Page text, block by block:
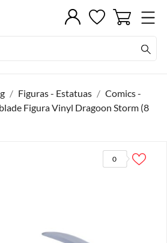
Figuras - Estatuas
Comics -
Figura Vinyl Dragoon Storm (8
0